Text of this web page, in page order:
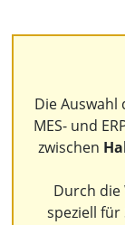
Die Auswahl
MES- und
zwischen
Durch die
speziell